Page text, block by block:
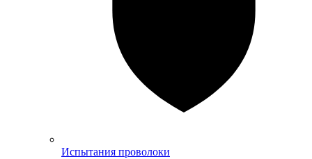
Испытания проволоки